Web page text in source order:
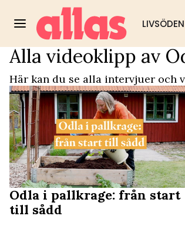
LIVSÖDEN
Populärt: Trädgård DIY &
Video Start/Odla Pallkrage
Alla videoklipp av
Här kan du se alla intervjuer och
Odla i pallkrage: från start
till sådd